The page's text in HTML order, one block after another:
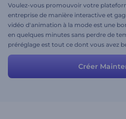
Voulez-vous promouvoir votre
entreprise de manière interactive et
vidéo d'animation à la mode est une
en quelques minutes sans perdre de
préréglage est tout ce dont vous avez
ajoutez votre support, choisissez le
Créer